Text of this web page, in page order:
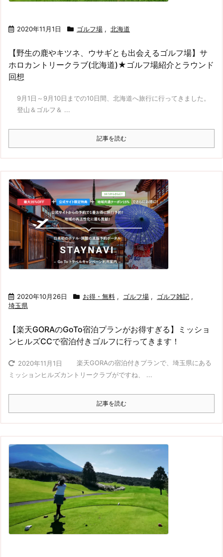
2020年11月1日 ゴルフ場 , 北海道
【野生の鹿やキツネ、ウサギとも出会えるゴルフ場】サ
ホロカントリークラブ(北海道)★ゴルフ場紹介とラウンド
回想
9月1日～9月10日までの10日間、北海道へ旅行に行ってきました。
登山＆ゴルフ＆ ...
記事を読む
2020年10月26日 お得・無料 , ゴルフ場 , ゴルフ雑記 ,
埼玉県
【楽天GORAのGoTo宿泊プランがお得すぎる】ミッショ
ンヒルズCCで宿泊付きゴルフに行ってきます！
2020年11月1日
楽天GORAの宿泊付きプランで、埼玉県にある
ミッションヒルズカントリークラブがですね、 ...
記事を読む